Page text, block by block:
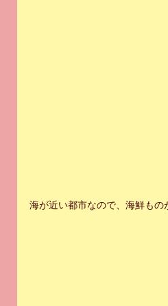
海が近い都市なので、海鮮もの